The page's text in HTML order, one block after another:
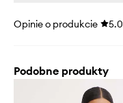
Opinie o produkcie 5.0
Podobne produkty